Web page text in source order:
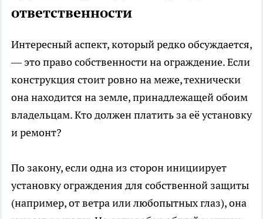
ответственности
Интересный аспект, который редко обсуждается,
— это право собственности на ограждение. Если
конструкция стоит ровно на меже, технически
она находится на земле, принадлежащей обоим
владельцам. Кто должен платить за её установку
и ремонт?
По закону, если одна из сторон инициирует
установку ограждения для собственной защиты
(например, от ветра или любопытных глаз), она